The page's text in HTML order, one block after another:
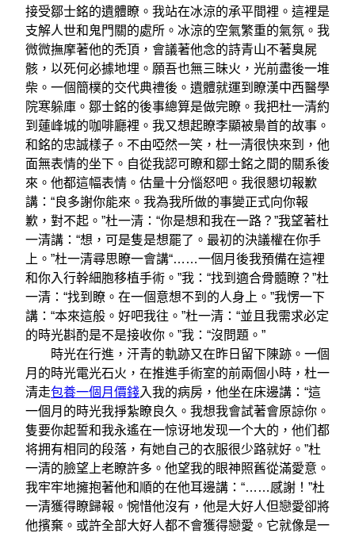
接受鄒士銘的遺體瞭。我站在冰涼的承平間裡。這裡是
支解人世和鬼門關的處所。冰涼的空氣繁重的氣氛。我
微微撫摩著他的禿頂，會議著他念的詩青山不著臭屍
骸，以死何必據地埋。願吾也無三昧火，光前盡後一堆
柴。一個簡樸的交代典禮後。遺體就運到瞭漢中西醫學
院寒躲庫。鄒士銘的後事總算是做完瞭。我把杜一清約
到蓮峰城的咖啡廳裡。我又想起瞭李顯被梟首的故事。
和銘的忠誠樣子。不由啞然一笑，杜一清很快來到，他
面無表情的坐下。自從我認可瞭和鄒士銘之間的關系後
來。他都這幅表情。估量十分惱怒吧。我很懇切報歉
講：“良多謝你能來。我為我所做的事變正式向你報
歉，對不起。”杜一清：“你是想和我在一路？”我望著杜
一清講：“想，可是隻是想罷了。最初的決議權在你手
上。”杜一清尋思瞭一會講“……一個月後我預備在這裡
和你入行幹細胞移植手術。”我：“找到適合骨髓瞭？”杜
一清：“找到瞭。在一個意想不到的人身上。”我愣一下
講：“本來這般。好吧我往。”杜一清：“並且我需求必定
的時光斟酌是不是接收你。”我：“沒問題。”
時光在行進，汗青的軌跡又在昨日留下陳跡。一個
月的時光電光石火，在推進手術室的前兩個小時，杜一
清走包養一個月價錢入我的病房，他坐在床邊講：“這
一個月的時光我掙紮瞭良久。我想我會試著會原諒你。
隻要你起誓和我永遙在一惊讶地发现一个大的，他们都
将拥有相同的段落，有她自己的衣服很少路就好。”杜
一清的臉望上老瞭許多。他望我的眼神照舊從滿愛意。
我牢牢地擁抱著他和順的在他耳邊講：“……感謝！”杜
一清獲得瞭歸報。惋惜他沒有，他是大好人但戀愛卻將
他擯棄。或許全部大好人都不會獲得戀愛。它就像是一